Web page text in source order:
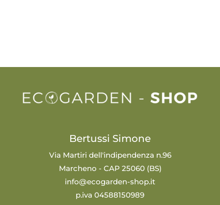
Bertussi Simone
Via Martiri dell'indipendenza n.96
Marcheno - CAP 25060 (BS)
info@ecogarden-shop.it
p.iva 04588150989